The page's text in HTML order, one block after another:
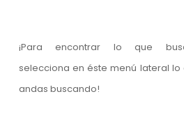
¡Para encontrar lo que
selecciona en éste menú lateral lo
andas buscando!